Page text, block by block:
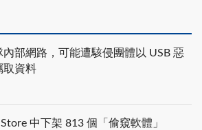
部網路，可能遭駭侵團體以 USB 惡
取資料
中下架 813 個「偷窺軟體」